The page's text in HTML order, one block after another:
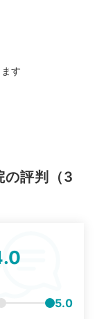
す
の評判（3
5.0